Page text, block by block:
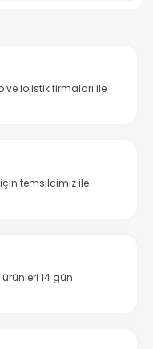
ve lojistik firmaları ile
temsilcimiz ile
ürünleri 14 gün